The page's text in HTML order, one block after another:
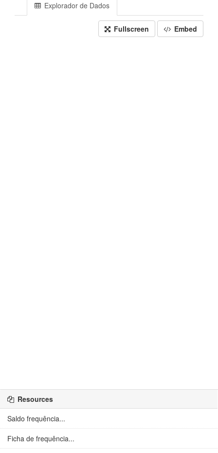
Explorador de Dados
Fullscreen Embed
Resources
Saldo frequência...
Ficha de frequência...